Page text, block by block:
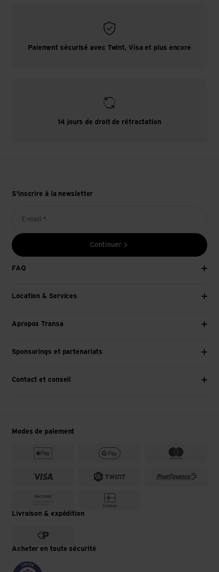
Paiement sécurisé avec Twint, Visa et plus encore
14 jours de droit de rétractation
S'inscrire à la newsletter
E-mail *
Continuer
FAQ
Location & Services
Apropos Transa
Sponsorings et partenariats
Contact et conseil
Modes de paiement
Livraison & expédition
Acheter en toute sécurité